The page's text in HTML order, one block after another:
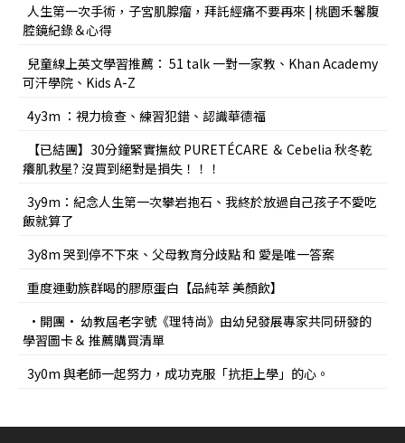
人生第一次手術，子宮肌腺瘤，拜託經痛不要再來 | 桃園禾馨腹
腔鏡紀錄＆心得
兒童線上英文學習推薦： 51 talk 一對一家教、Khan Academy
可汗學院、Kids A-Z
4y3m ：視力檢查、練習犯錯、認識華德福
【已結團】30分鐘緊實撫紋 PURETÉCARE ＆ Cebelia 秋冬乾
癢肌救星? 沒買到絕對是損失！！！
3y9m：紀念人生第一次攀岩抱石、我終於放過自己孩子不愛吃
飯就算了
3y8m 哭到停不下來、父母教育分歧點 和 愛是唯一答案
重度運動族群喝的膠原蛋白【品純萃 美顏飲】
•開團• 幼教屆老字號《理特尚》由幼兒發展專家共同研發的
學習圖卡＆ 推薦購買清單
3y0m 與老師一起努力，成功克服「抗拒上學」的心。